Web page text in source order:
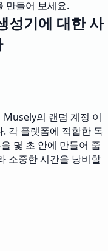
만들어 보세요.
성기에 대한 사
의 랜덤 계정 이
각 플랫폼에 적합한 독
몇 초 안에 만들어 줍
소중한 시간을 낭비할